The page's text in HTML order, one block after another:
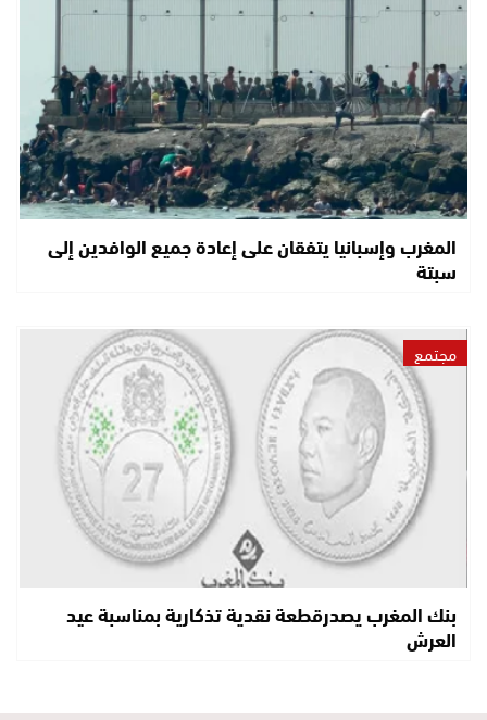
المغرب وإسبانيا يتفقان على إعادة جميع الوافدين إلى
سبتة
مجتمع
بنك المغرب يصدرقطعة نقدية تذكارية بمناسبة عيد
العرش